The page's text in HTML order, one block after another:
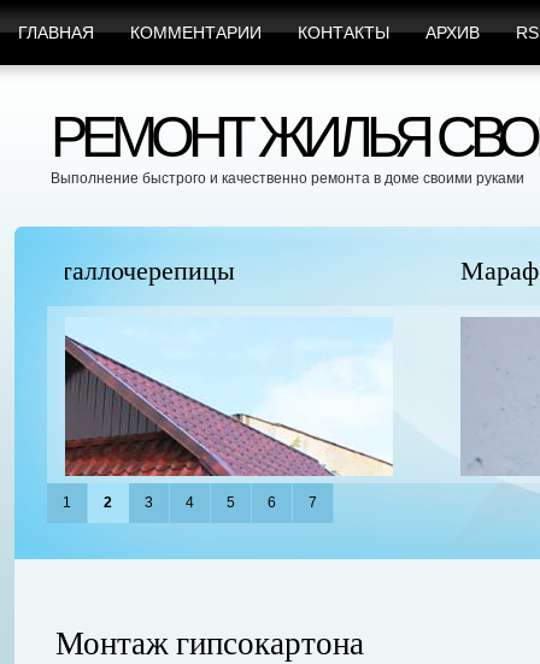
ГЛАВНАЯ КОММЕНТАРИИ КОНТАКТЫ АРХИВ
РЕМОНТ ЖИЛЬЯ
Выполнение быстрого и качественно ремонта в доме своими руками
Марафет Поможет с Любыми Видами
1 2 3 4 5 6 7
Монтаж гипсокартона